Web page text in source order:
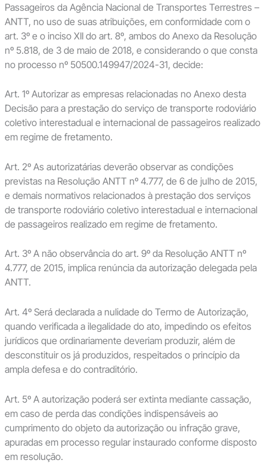
Passageiros da Agência Nacional de Transportes Terrestres –
ANTT, no uso de suas atribuições, em conformidade com o
art. 3º e o inciso XII do art. 8º, ambos do Anexo da Resolução
nº 5.818, de 3 de maio de 2018, e considerando o que consta
no processo nº 50500.149947/2024-31, decide:
Art. 1º Autorizar as empresas relacionadas no Anexo desta
Decisão para a prestação do serviço de transporte rodoviário
coletivo interestadual e internacional de passageiros realizado
em regime de fretamento.
Art. 2º As autorizatárias deverão observar as condições
previstas na Resolução ANTT nº 4.777, de 6 de julho de 2015,
e demais normativos relacionados à prestação dos serviços
de transporte rodoviário coletivo interestadual e internacional
de passageiros realizado em regime de fretamento.
Art. 3º A não observância do art. 9º da Resolução ANTT nº
4.777, de 2015, implica renúncia da autorização delegada pela
ANTT.
Art. 4º Será declarada a nulidade do Termo de Autorização,
quando verificada a ilegalidade do ato, impedindo os efeitos
jurídicos que ordinariamente deveriam produzir, além de
desconstituir os já produzidos, respeitados o princípio da
ampla defesa e do contraditório.
Art. 5º A autorização poderá ser extinta mediante cassação,
em caso de perda das condições indispensáveis ao
cumprimento do objeto da autorização ou infração grave,
apuradas em processo regular instaurado conforme disposto
em resolução.